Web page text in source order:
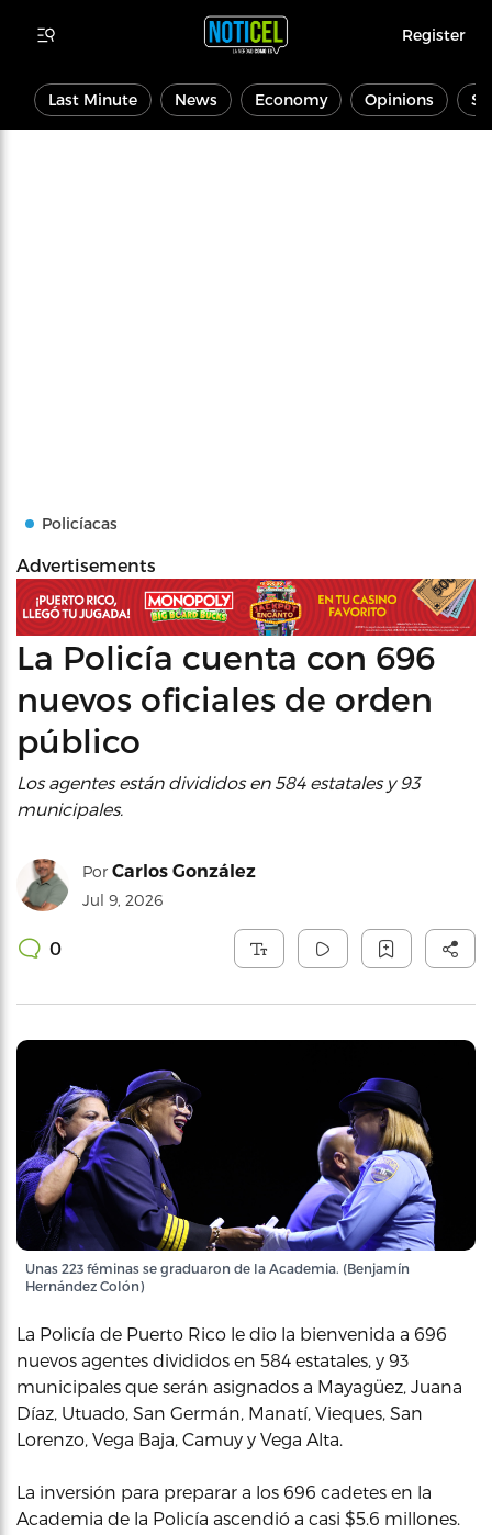
Register
Last Minute News Economy Opinions
Policíacas
Advertisements
La Policía cuenta con 696
nuevos oficiales de orden
público
Los agentes están divididos en 584 estatales y 93
municipales.
Por Carlos González
Jul 9, 2026
0
Unas 223 féminas se graduaron de la Academia. (Benjamín
Hernández Colón)
La Policía de Puerto Rico le dio la bienvenida a 696
nuevos agentes divididos en 584 estatales, y 93
municipales que serán asignados a Mayagüez, Juana
Díaz, Utuado, San Germán, Manatí, Vieques, San
Lorenzo, Vega Baja, Camuy y Vega Alta.
La inversión para preparar a los 696 cadetes en la
Academia de la Policía ascendió a casi $5.6 millones.